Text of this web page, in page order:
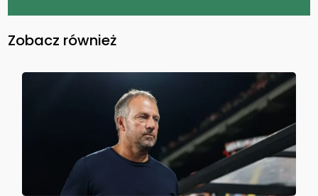
Zobacz również